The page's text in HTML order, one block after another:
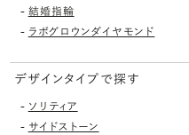
- 結婚指輪
- ラボグロウンダイヤモンド
デザインタイプで探す
- ソリティア
- サイドストーン